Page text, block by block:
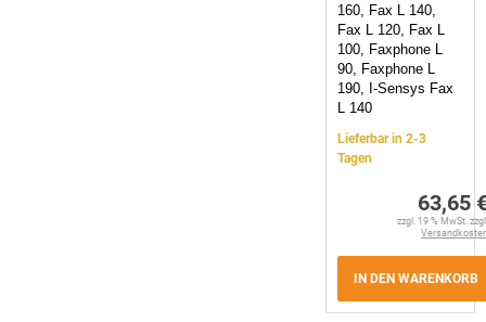
160, Fax L 140,
Fax L 120, Fax L
100, Faxphone L
90, Faxphone L
190, I-Sensys Fax
L 140
Lieferbar in 2-3
Tagen
63,65
zzgl. 19 % MwSt.
IN DEN WARENKORB